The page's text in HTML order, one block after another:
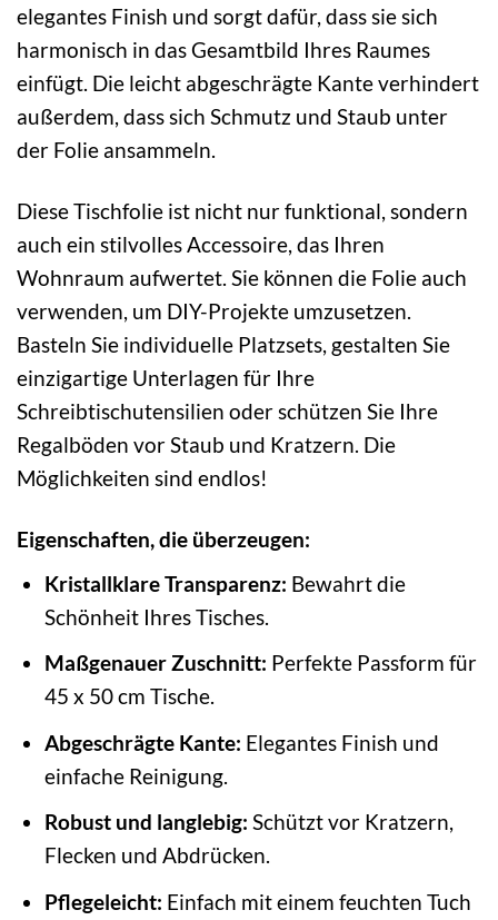
elegantes Finish und sorgt dafür, dass sie sich
harmonisch in das Gesamtbild Ihres Raumes
einfügt. Die leicht abgeschrägte Kante verhindert
außerdem, dass sich Schmutz und Staub unter
der Folie ansammeln.
Diese Tischfolie ist nicht nur funktional, sondern
auch ein stilvolles Accessoire, das Ihren
Wohnraum aufwertet. Sie können die Folie auch
verwenden, um DIY-Projekte umzusetzen.
Basteln Sie individuelle Platzsets, gestalten Sie
einzigartige Unterlagen für Ihre
Schreibtischutensilien oder schützen Sie Ihre
Regalböden vor Staub und Kratzern. Die
Möglichkeiten sind endlos!
Eigenschaften, die überzeugen:
Kristallklare Transparenz: Bewahrt die
Schönheit Ihres Tisches.
Maßgenauer Zuschnitt: Perfekte Passform für
45 x 50 cm Tische.
Abgeschrägte Kante: Elegantes Finish und
einfache Reinigung.
Robust und langlebig: Schützt vor Kratzern,
Flecken und Abdrücken.
Pflegeleicht: Einfach mit einem feuchten Tuch